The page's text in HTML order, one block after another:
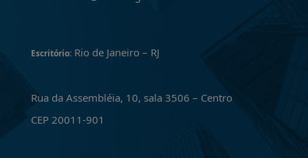
Escritório:Rio de Janeiro – RJ
Rua da Assembléia, 10, sala 3506 – Centro
CEP 20011-901